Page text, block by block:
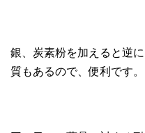
銀、炭素粉を加えると逆
質もあるので、便利です。